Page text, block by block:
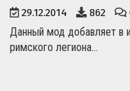
29.12.2014 862
Данный мод добавляет в
римского легиона...